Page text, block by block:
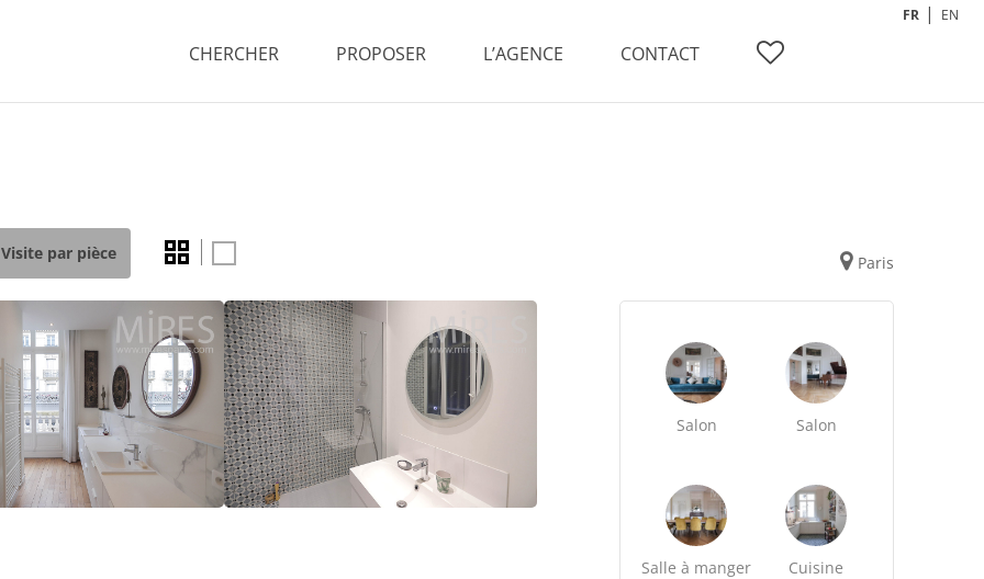
CHERCHER PROPOSER L’AGENCE CONTACT
FR EN
Visite par pièce Paris
Salon Salon
Salle à manger Cuisine